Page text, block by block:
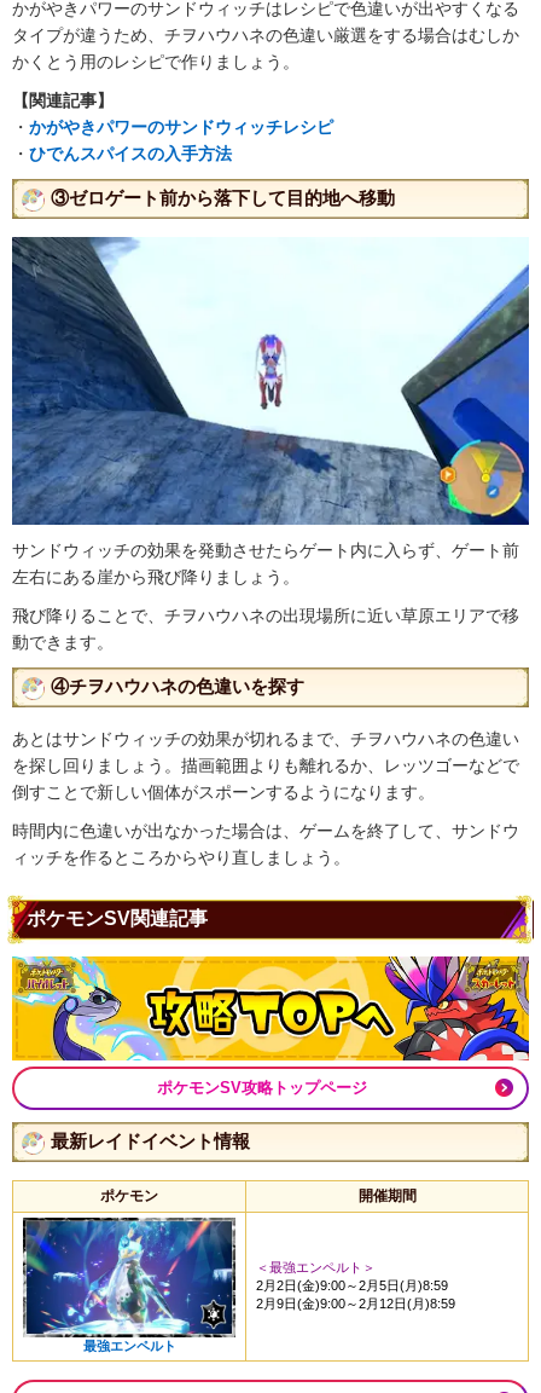
かがやきパワーのサンドウィッチはレシピで色違いが出やすくなる
タイプが違うため、チヲハウハネの色違い厳選をする場合はむしか
かくとう用のレシピで作りましょう。
【関連記事】
・ かがやきパワーのサンドウィッチレシピ
・ ひでんスパイスの入手方法
③ゼロゲート前から落下して目的地へ移動
サンドウィッチの効果を発動させたらゲート内に入らず、ゲート前
左右にある崖から飛び降りましょう。
飛び降りることで、チヲハウハネの出現場所に近い草原エリアで移
動できます。
④チヲハウハネの色違いを探す
あとはサンドウィッチの効果が切れるまで、チヲハウハネの色違い
を探し回りましょう。描画範囲よりも離れるか、レッツゴーなどで
倒すことで新しい個体がスポーンするようになります。
時間内に色違いが出なかった場合は、ゲームを終了して、サンドウ
ィッチを作るところからやり直しましょう。
ポケモンSV関連記事
ポケモンSV攻略トップページ
最新レイドイベント情報
ポケモン 開催期間
最強エンペルト
＜最強エンペルト＞
2月2日(金)9:00～2月5日(月)8:59
2月9日(金)9:00～2月12日(月)8:59